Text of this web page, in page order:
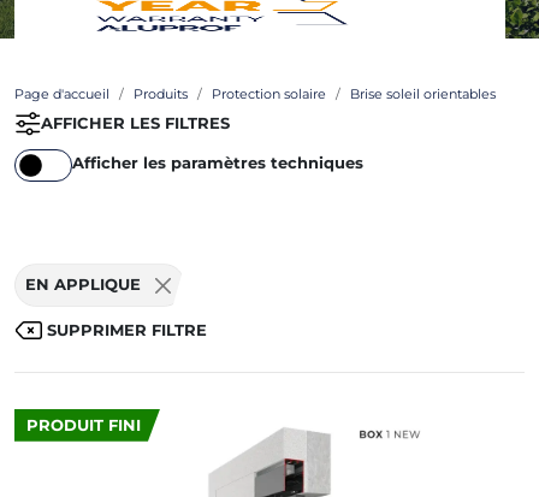
Page d'accueil Produits Protection solaire Brise soleil orientables
AFFICHER LES FILTRES
Afficher les paramètres techniques
EN APPLIQUE
SUPPRIMER FILTRE
PRODUIT FINI